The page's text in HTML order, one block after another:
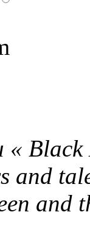
Black
and
and